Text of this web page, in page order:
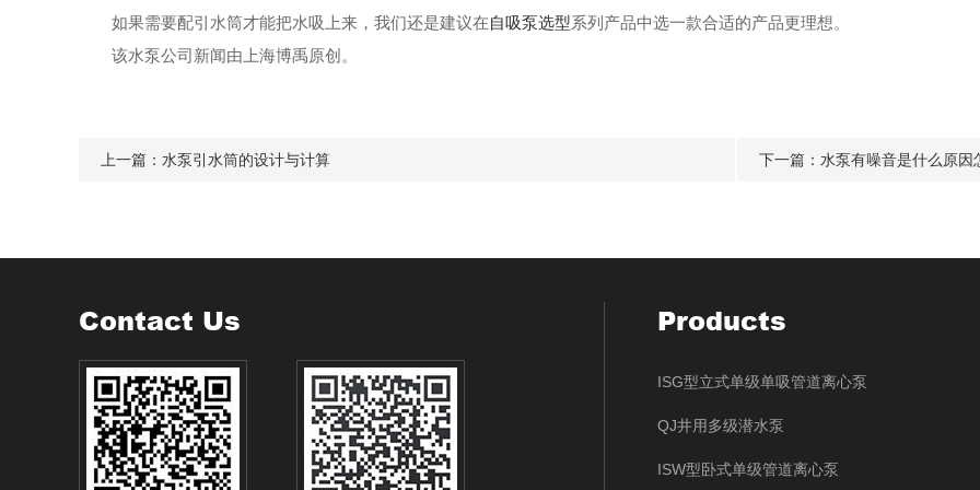
如果需要配引水筒才能把水吸上来，我们还是建议在自吸泵选型系列产品中选一款合适的产品更理想。
该水泵公司新闻由上海博禹原创。
上一篇： 水泵引水筒的设计与计算 下一篇： 水泵有噪音是什么原因
Contact Us Products
ISG型立式单级单吸管道离心泵
QJ井用多级潜水泵
ISW型卧式单级管道离心泵